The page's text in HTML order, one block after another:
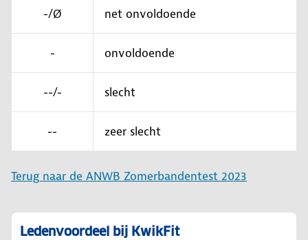
-/Ø net onvoldoende
- onvoldoende
--/- slecht
-- zeer slecht
Terug naar de ANWB Zomerbandentest 2023
Ledenvoordeel bij KwikFit